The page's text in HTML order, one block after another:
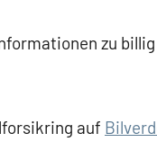
zu
auf